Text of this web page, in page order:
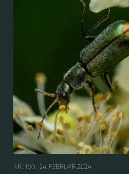
NR. 190 | 24. FEBRUAR 2024